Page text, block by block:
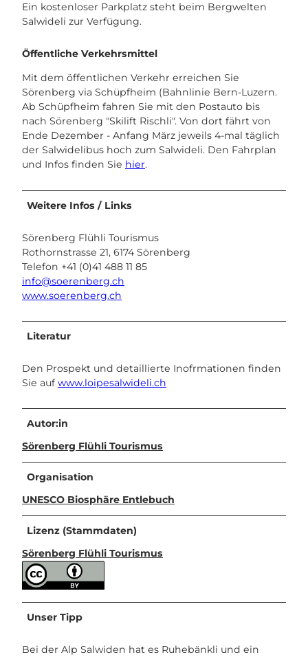
Ein kostenloser Parkplatz steht beim Bergwelten
Salwideli zur Verfügung.
Öffentliche Verkehrsmittel
Mit dem öffentlichen Verkehr erreichen Sie
Sörenberg via Schüpfheim (Bahnlinie Bern-Luzern.
Ab Schüpfheim fahren Sie mit den Postauto bis
nach Sörenberg "Skilift Rischli". Von dort fährt von
Ende Dezember - Anfang März jeweils 4-mal täglich
der Salwidelibus hoch zum Salwideli. Den Fahrplan
und Infos finden Sie hier.
Weitere Infos / Links
Sörenberg Flühli Tourismus
Rothornstrasse 21, 6174 Sörenberg
Telefon +41 (0)41 488 11 85
info@soerenberg.ch
www.soerenberg.ch
Literatur
Den Prospekt und detaillierte Inofrmationen finden
Sie auf www.loipesalwideli.ch
Autor:in
Sörenberg Flühli Tourismus
Organisation
UNESCO Biosphäre Entlebuch
Lizenz (Stammdaten)
Sörenberg Flühli Tourismus
Unser Tipp
Bei der Alp Salwiden hat es Ruhebänkli und ein